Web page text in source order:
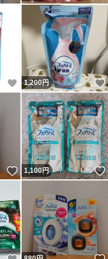
いいね！
1,200円
いいね！
1,100円